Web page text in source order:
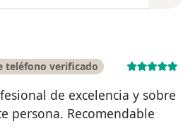
teléfono verificado
de excelencia y sobre
persona. Recomendable